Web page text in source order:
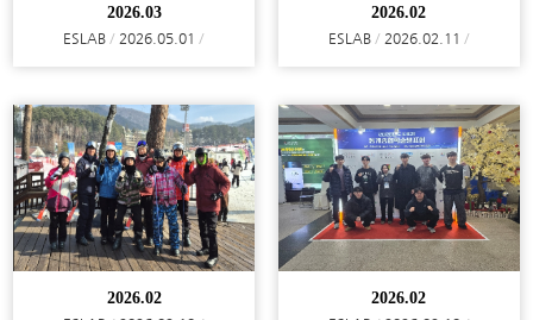
2026.03
ESLAB 2026.05.01
2026.02
ESLAB 2026.02.11
2026.02 2026.02